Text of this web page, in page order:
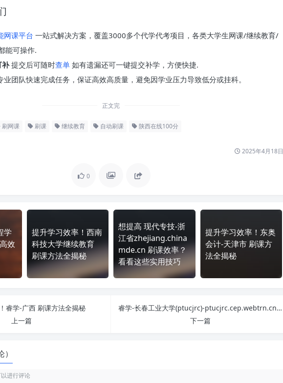
网课平台 一站式解决方案，覆盖3000多个代学代考项目，各类大学生网课/继续教育/
能可操作.
补提交后可随时查单 如有遗漏还可一键提交补学，方便快捷.
业团队快速完成任务，保证高效高质量，避免因学业压力导致低分或挂科。
正文完
刷网课 刷课 继续教育 自动刷课 陕西在线100分
2025年4月18日
0
学
效
提升学习效率！西南
科技大学继续教育
刷课方法全揭秘
想提高 现代专技-浙
江省zhejiang.china
mde.cn 刷课效率？
看看这些实用技巧
提升学习效率！东奥
会计-天津市 刷课方
法全揭秘
睿学-广西 刷课方法全揭秘
上一篇
睿学-长春工业大学(ptucjrc)-ptucjrc.cep.webtrn.cn 刷课也能轻松过！简单技巧大公开
下一篇